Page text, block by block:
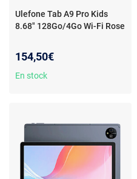
Ulefone Tab A9 Pro Kids
8.68" 128Go/4Go Wi-Fi Rose
154,50€
En stock